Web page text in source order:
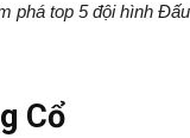
phá top 5 đội hình
Cổ